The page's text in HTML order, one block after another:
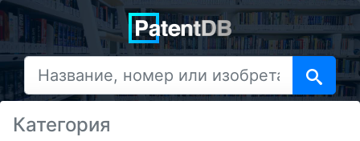
Категория